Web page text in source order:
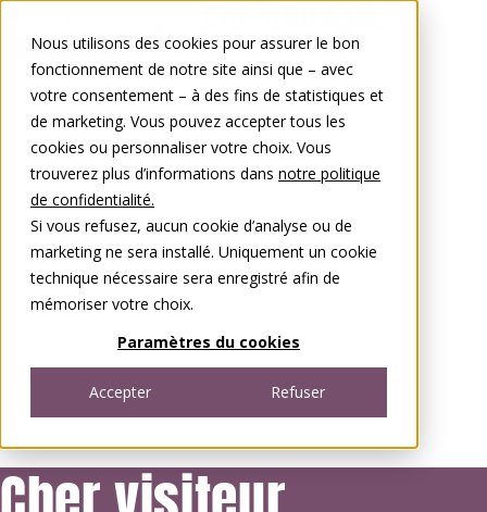
Nous utilisons des cookies pour assurer le bon
fonctionnement de notre site ainsi que – avec
votre consentement – à des fins de statistiques et
de marketing. Vous pouvez accepter tous les
cookies ou personnaliser votre choix. Vous
trouverez plus d’informations dans notre politique
de confidentialité.
Si vous refusez, aucun cookie d’analyse ou de
marketing ne sera installé. Uniquement un cookie
technique nécessaire sera enregistré afin de
mémoriser votre choix.
Paramètres du cookies
Accepter Refuser
0848 00 77 88